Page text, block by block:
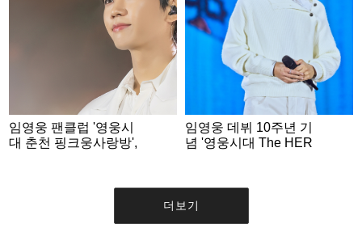
임영웅 팬클럽 '영웅시
대 춘천 핑크웅사랑방',
임영웅 데뷔 10주년 기
념 '영웅시대 The HER
더보기